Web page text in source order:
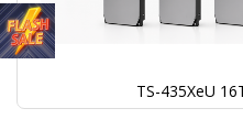
TS-435XeU